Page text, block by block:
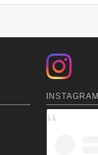
INSTAGRAM